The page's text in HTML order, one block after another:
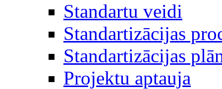
Standartu veidi
Standartizācijas
Standartizācijas
Projektu aptauja